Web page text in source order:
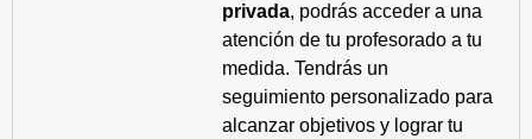
privada, podrás acceder a una
atención de tu profesorado a tu
medida. Tendrás un
seguimiento personalizado para
alcanzar objetivos y lograr tu